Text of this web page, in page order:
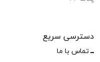
دسترسی سریع
تماس با ما